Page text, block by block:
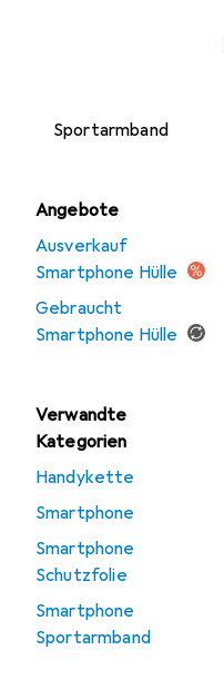
Sportarmband
Angebote
Ausverkauf
Smartphone Hülle
Gebraucht
Smartphone Hülle
Verwandte
Kategorien
Handykette
Smartphone
Smartphone
Schutzfolie
Smartphone
Sportarmband